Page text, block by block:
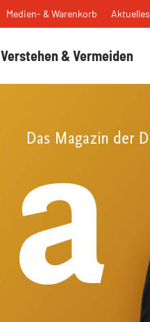
Verstehen & Vermeiden
Medien- & Warenkorb Aktuelles